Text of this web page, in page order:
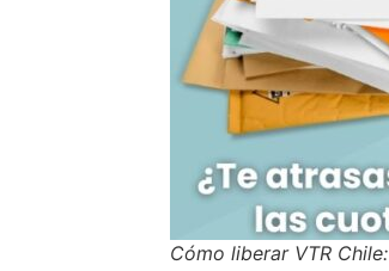
Cómo liberar VTR